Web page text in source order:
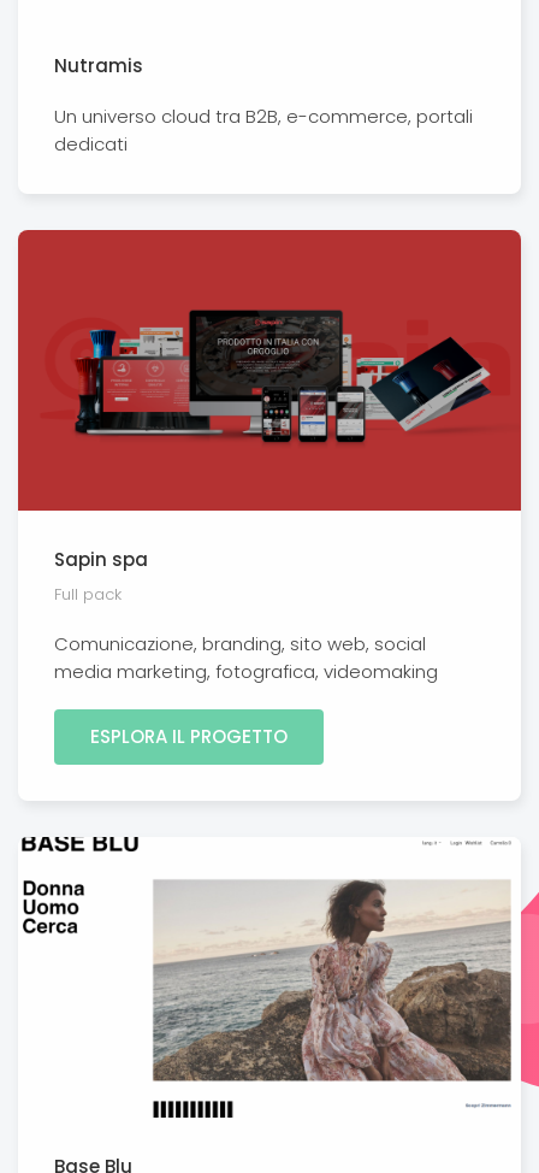
Nutramis
Un universo cloud tra B2B, e-commerce, portali
dedicati
Sapin spa
Full pack
Comunicazione, branding, sito web, social
media marketing, fotografica, videomaking
ESPLORA IL PROGETTO
Base Blu